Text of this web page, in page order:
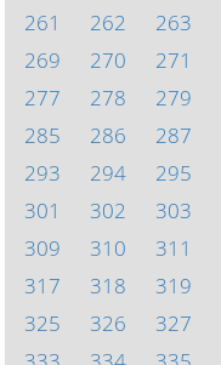
261
262 263
269
270 271
277
278 279
285
286 287
293
294 295
301
302 303
309
310 311
317
318 319
325
326 327